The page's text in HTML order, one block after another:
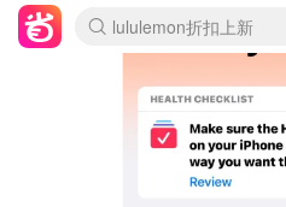
lululemon折扣上新
Sasa美妆护肤3.5折
SSENSE年中2.5折
FreshBeauty好价汇总
WWS Coles超市实拍
viagogo二手票捡漏
The Outnet奢牌1折起
David Jones 3折起
Perfumes Club护肤1折
eToro入金$200送$50
ThedoubleF高奢地板价
Moose Knuckles 6折
Selenichast首饰2折
科颜氏高保湿面霜$29
SEALIFE海洋馆门票6折
订阅Newsletter送香薰
Harrods圣诞日历$525
LN-CC奢牌私促3折
d'Alba空姐喷雾$16
Bernardelli独家4折
Adore Beauty 6折起
Mytheresa奢品2.7折
Luxury Escapes 9折
Currentbody美容仪$881
MOON Garden Live
Roborock扫地机$649
Tingo Life水杯$24
Tessabit高奢8.5折
Amazon阿德莱德次日达
Philips Hue灯具8折
La Mer送8件礼值$529